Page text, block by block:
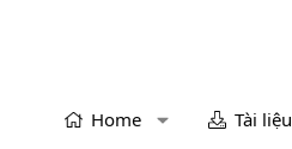
Home Tài liệu